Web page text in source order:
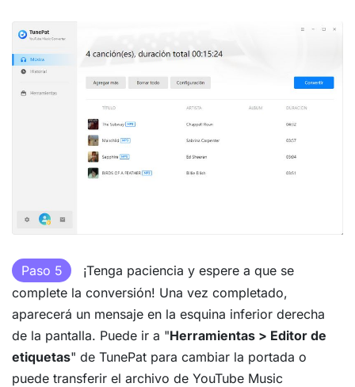
Paso 5
¡Tenga paciencia y espere a que se
complete la conversión! Una vez completado,
aparecerá un mensaje en la esquina inferior derecha
de la pantalla. Puede ir a "Herramientas > Editor de
etiquetas" de TunePat para cambiar la portada o
puede transferir el archivo de YouTube Music